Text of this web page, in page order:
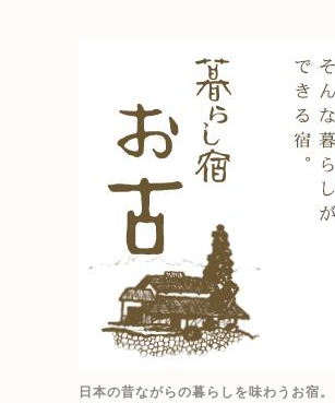
日本の昔ながらの暮らしを味わうお宿。